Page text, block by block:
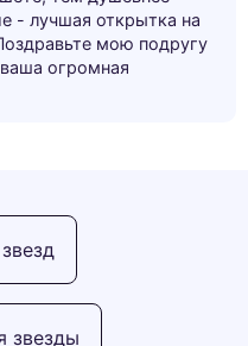
- лучшая открытка на
мою подругу
огромная
звезды